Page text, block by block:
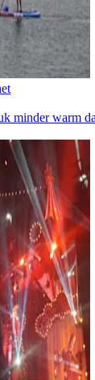
minder warm